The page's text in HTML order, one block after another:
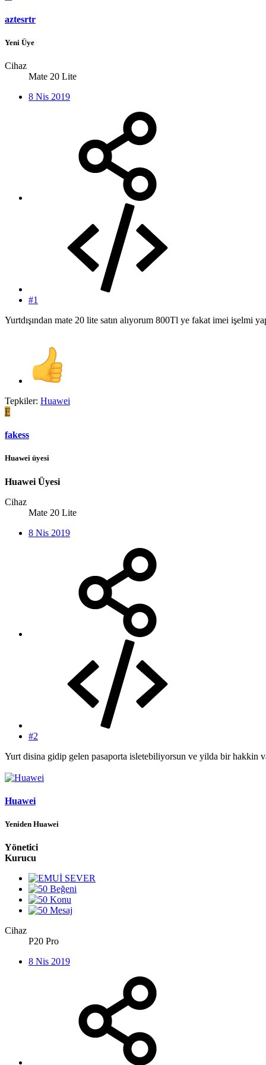
aztesrtr
Yeni Üye
Cihaz
Mate 20 Lite
8 Nis 2019
#1
Yurtdışından mate 20 lite satın alıyorum 800Tl ye fakat imei işelmi
Tepkiler: Huawei
F
fakess
Huawei üyesi
Huawei Üyesi
Cihaz
Mate 20 Lite
8 Nis 2019
#2
Yurt disina gidip gelen pasaporta isletebiliyorsun ve yilda bir hakkin
Huawei
Yeniden Huawei
Yönetici
Kurucu
Cihaz
P20 Pro
8 Nis 2019